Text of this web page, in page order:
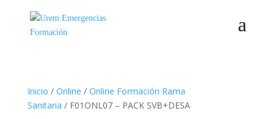
Inicio / Online / Online Formación Rama
Sanitaria / F01ONL07 – PACK SVB+DESA